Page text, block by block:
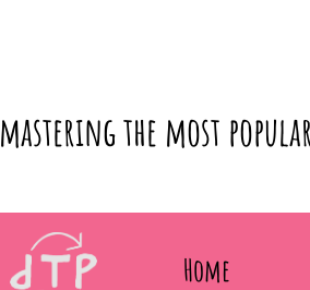
mastering the most
Home